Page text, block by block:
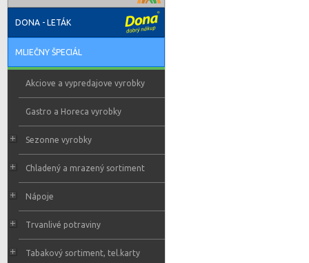
DONA - LETÁK
MLIEČNY ŠPECIÁL
Akciove a vypredajove vyrobky
Gastro a Horeca vyrobky
Sezonne vyrobky
Chladený a mrazený sortiment
Nápoje
Trvanlivé potraviny
Tabakový sortiment, tel.karty